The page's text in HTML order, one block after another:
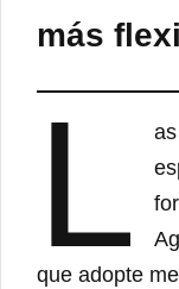
más
L
que adopte